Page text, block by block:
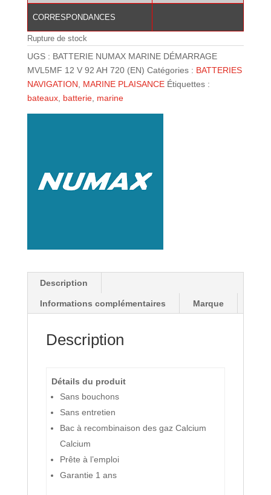
CORRESPONDANCES
Rupture de stock
UGS : BATTERIE NUMAX MARINE DÉMARRAGE
MVL5MF 12 V 92 AH 720 (EN) Catégories : BATTERIES
NAVIGATION
MARINE PLAISANCE Étiquettes :
bateaux, batterie, marine
Description
Informations complémentaires Marque
Description
Détails du produit
Sans bouchons
Sans entretien
Bac à recombinaison des gaz Calcium
Calcium
Prête à l’emploi
Garantie 1 ans